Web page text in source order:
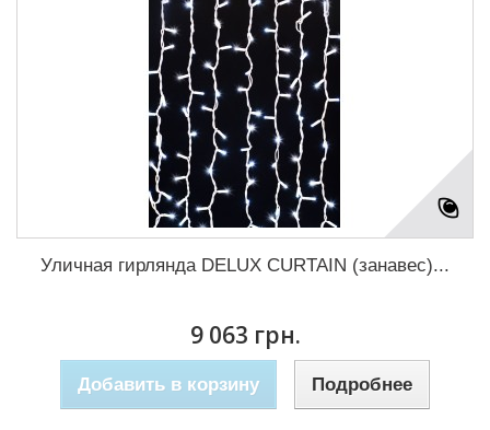
Уличная гирлянда DELUX CURTAIN (занавес)...
9 063 грн.
Добавить в корзину Подробнее